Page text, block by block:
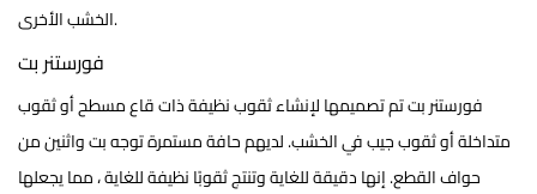
الخشب الأخرى.
فورستنر بت
فورستنر بتتم تصميمها لإنشاء ثقوب نظيفة ذات قاع مسطح أو ثقوب
متداخلة أو ثقوب جيب في الخشب. لديهم حافة مستمرة توجه بت واثنين من
حواف القطع. إنها دقيقة للغاية وتنتج ثقوبًا نظيفة للغاية ، مما يجعلها